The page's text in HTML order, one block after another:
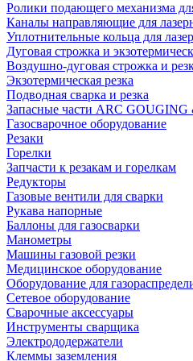
Ролики подающего механизма
Каналы направляющие для
Уплотнительные кольца для
Дуговая строжка и
Воздушно-дуговая строжка и
Экзотермическая резка
Подводная сварка и резка
Запасные части ARC
Газосварочное оборудование
Резаки
Горелки
Запчасти к резакам и горелкам
Редукторы
Газовые вентили для сварки
Рукава напорные
Баллоны для газосварки
Манометры
Машины газовой резки
Медицинское оборудование
Оборудование для
Сетевое оборудование
Сварочные аксессуары
Инструменты сварщика
Электрододержатели
Клеммы заземления